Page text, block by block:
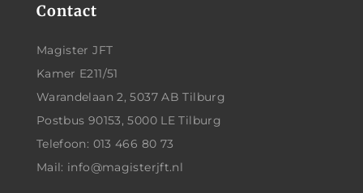
Contact
Magister JFT
Kamer E211/51
Warandelaan 2, 5037 AB Tilburg
Postbus 90153, 5000 LE Tilburg
Telefoon: 013 466 80 73
Mail: info@magisterjft.nl